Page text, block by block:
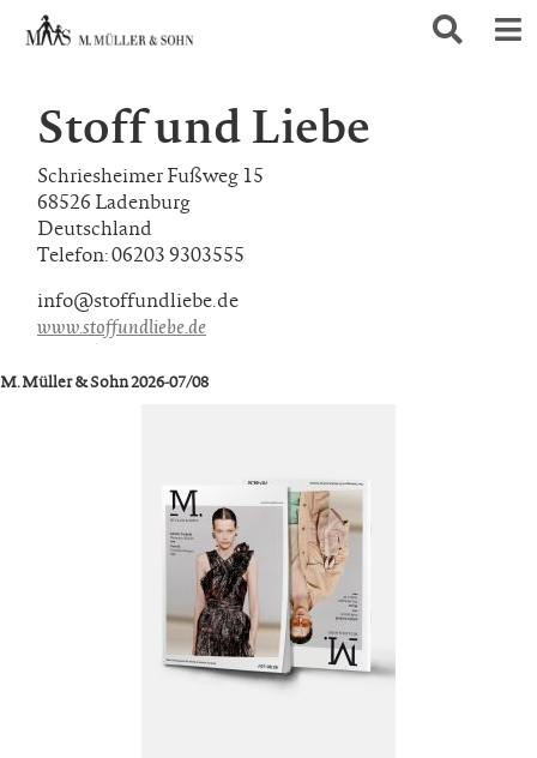
Stoff und Liebe
Schriesheimer Fußweg 15
68526 Ladenburg
Deutschland
Telefon: 06203 9303555
info@stoffundliebe.de
www.stoffundliebe.de
M. Müller & Sohn 2026-07/08